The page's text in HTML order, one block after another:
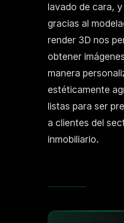
lavado de cara,
gracias al
render 3D nos
obtener
manera
estéticamente
listas para ser
a clientes del
inmobiliario.